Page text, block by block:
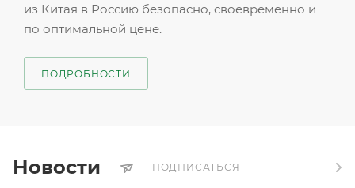
из Китая в Россию безопасно, своевременно и
по оптимальной цене.
ПОДРОБНОСТИ
Новости ПОДПИСАТЬСЯ